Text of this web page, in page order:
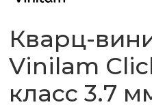
Кварц-
Vinilam
класс 3.7